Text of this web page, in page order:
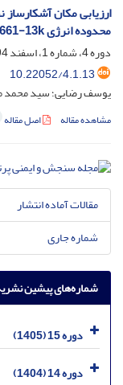
محدوده انرژی k‏eV661-13با استفاده از چشمه‌های فیلتر کاغذی
دوره 4، شماره 1، اسفند 1394، صفحه
10.22052/4.1.13
یوسف رضایی؛ سید محمد
مشاهده مقاله اصل مقاله
مقالات آماده انتشار
شماره جاری
شماره‌های پیشین
دوره 15 (1405)
دوره 14 (1404)